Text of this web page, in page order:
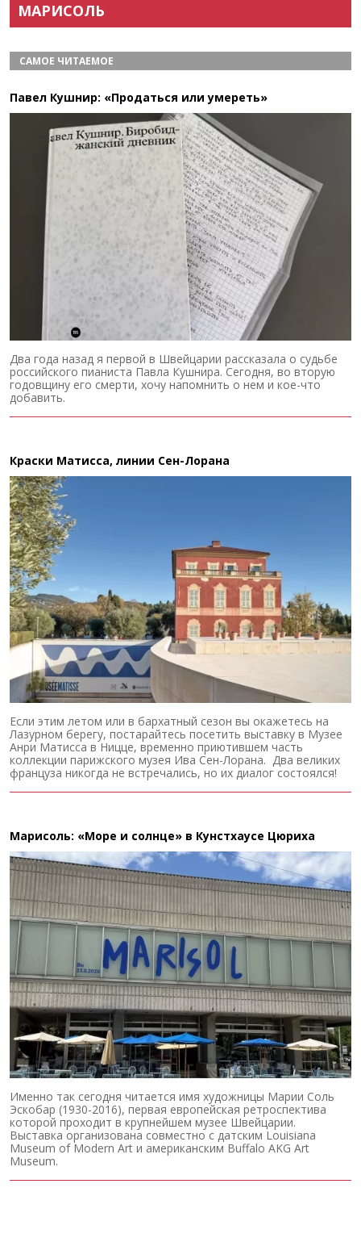
МАРИСОЛЬ
САМОЕ ЧИТАЕМОЕ
Павел Кушнир: «Продаться или умереть»
Два года назад я первой в Швейцарии рассказала о судьбе
российского пианиста Павла Кушнира. Сегодня, во вторую
годовщину его смерти, хочу напомнить о нем и кое-что
добавить.
Краски Матисса, линии Сен-Лорана
Если этим летом или в бархатный сезон вы окажетесь на
Лазурном берегу, постарайтесь посетить выставку в Музее
Анри Матисса в Ницце, временно приютившем часть
коллекции парижского музея Ива Сен-Лорана. Два великих
француза никогда не встречались, но их диалог состоялся!
Марисоль: «Море и солнце» в Кунстхаусе Цюриха
Именно так сегодня читается имя художницы Марии Соль
Эскобар (1930-2016), первая европейская ретроспектива
которой проходит в крупнейшем музее Швейцарии.
Выставка организована совместно с датским Louisiana
Museum of Modern Art и американским Buffalo AKG Art
Museum.